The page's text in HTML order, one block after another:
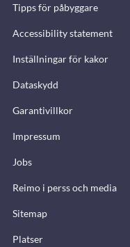
Tipps för påbyggare
Accessibility statement
Inställningar för kakor
Dataskydd
Garantivillkor
Impressum
Jobs
Reimo i perss och media
Sitemap
Platser